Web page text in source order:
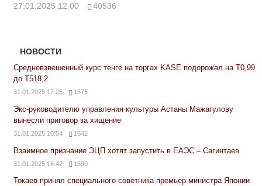
27.01.2025 12:00 40536
НОВОСТИ
Средневзвешенный курс тенге на торгах KASE подорожал на Т0,99
до Т518,2
31.01.2025 17:25 1575
Экс-руководителю управления культуры Астаны Мажагулову
вынесли приговор за хищение
31.01.2025 16:54 1642
Взаимное признание ЭЦП хотят запустить в ЕАЭС – Сагинтаев
31.01.2025 16:42 1590
Токаев принял специального советника премьер-министра Японии